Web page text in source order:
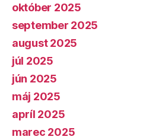
október 2025
september 2025
august 2025
júl 2025
jún 2025
máj 2025
apríl 2025
marec 2025